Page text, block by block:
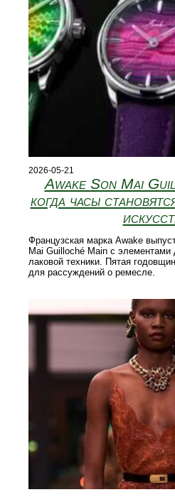
2026-05-21
Awake Son Mai
когда часы
Французская марка Awake
Mai Guilloché Main с элементами
лаковой техники. Пятая
для рассуждений о ремесле.